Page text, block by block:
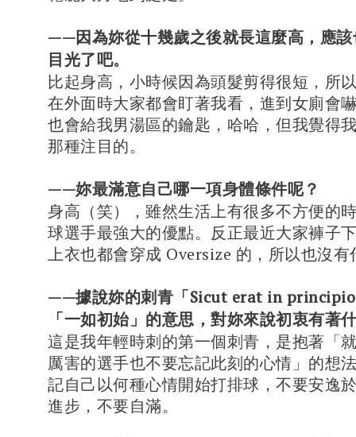
——因為妳從十幾歲之後就長這麼高，應
目光了吧。
比起身高，小時候因為頭髮剪得很短，所
在外面時大家都會盯著我看，進到女廁會
也會給我男湯區的鑰匙，哈哈，但我覺得
那種注目的。
——妳最滿意自己哪一項身體條件呢？
身高（笑），雖然生活上有很多不方便的
球選手最強大的優點。反正最近大家褲子
上衣也都會穿成 Oversize 的，所以也沒有
——據說妳的刺青「Sicut erat in principio
「一如初始」的意思，對妳來說初衷有著
這是我年輕時刺的第一個刺青，是抱著「
厲害的選手也不要忘記此刻的心情」的想
記自己以何種心情開始打排球，不要安逸
進步，不要自滿。